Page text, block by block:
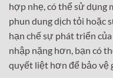
hợp nhẹ, có thể sử dụng
phun dung dịch tỏi hoặc
hạn chế sự phát triển
nhập nặng hơn, bạn có
quyết liệt hơn để bảo vệ